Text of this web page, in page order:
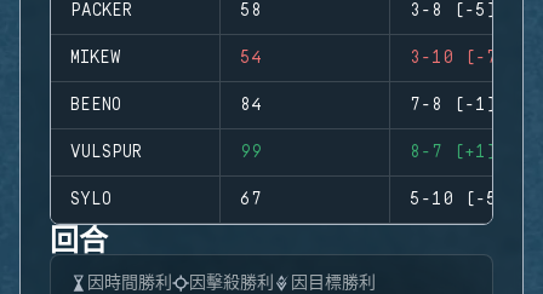
PACKER 58 3-8 (-5)
MIKEW 54 3-10 (-7)
BEENO 84 7-8 (-1)
VULSPUR 99 8-7 (+1)
SYLO 67 5-10 (-5)
回合
因時間勝利 因擊殺勝利 因目標勝利